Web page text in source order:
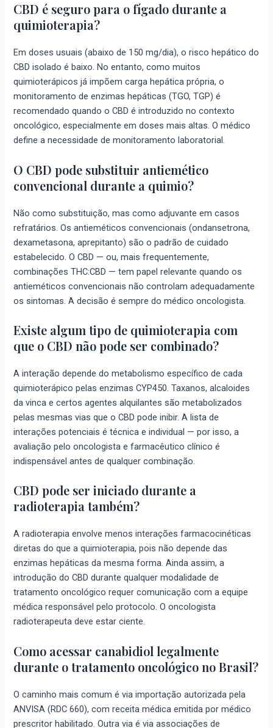
CBD é seguro para o fígado durante a
quimioterapia?
Em doses usuais (abaixo de 150 mg/dia), o risco hepático do
CBD isolado é baixo. No entanto, como muitos
quimioterápicos já impõem carga hepática própria, o
monitoramento de enzimas hepáticas (TGO, TGP) é
recomendado quando o CBD é introduzido no contexto
oncológico, especialmente em doses mais altas. O médico
define a necessidade de monitoramento laboratorial.
O CBD pode substituir antiemético
convencional durante a quimio?
Não como substituição, mas como adjuvante em casos
refratários. Os antieméticos convencionais (ondansetrona,
dexametasona, aprepitanto) são o padrão de cuidado
estabelecido. O CBD — ou, mais frequentemente,
combinações THC:CBD — tem papel relevante quando os
antieméticos convencionais não controlam adequadamente
os sintomas. A decisão é sempre do médico oncologista.
Existe algum tipo de quimioterapia com
que o CBD não pode ser combinado?
A interação depende do metabolismo específico de cada
quimioterápico pelas enzimas CYP450. Taxanos, alcaloides
da vinca e certos agentes alquilantes são metabolizados
pelas mesmas vias que o CBD pode inibir. A lista de
interações potenciais é técnica e individual — por isso, a
avaliação pelo oncologista e farmacêutico clínico é
indispensável antes de qualquer combinação.
CBD pode ser iniciado durante a
radioterapia também?
A radioterapia envolve menos interações farmacocinéticas
diretas do que a quimioterapia, pois não depende das
enzimas hepáticas da mesma forma. Ainda assim, a
introdução do CBD durante qualquer modalidade de
tratamento oncológico requer comunicação com a equipe
médica responsável pelo protocolo. O oncologista
radioterapeuta deve estar ciente.
Como acessar canabidiol legalmente
durante o tratamento oncológico no Brasil?
O caminho mais comum é via importação autorizada pela
ANVISA (RDC 660), com receita médica emitida por médico
prescritor habilitado. Outra via é via associações de